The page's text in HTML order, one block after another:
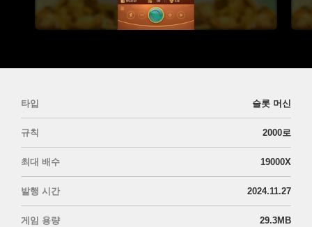
타입 슬롯 머신
규칙 2000로
최대 배수 19000X
발행 시간 2024.11.27
게임 용량 29.3MB